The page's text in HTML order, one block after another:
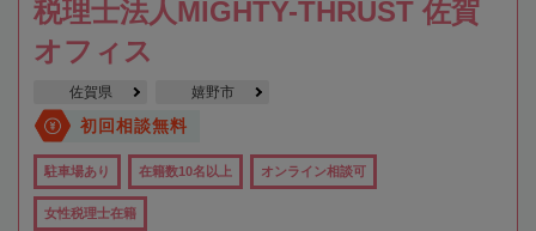
税理士法人MIGHTY-THRUST 佐賀
オフィス
佐賀県 嬉野市
初回相談無料
駐車場あり 在籍数10名以上 オンライン相談可
女性税理士在籍